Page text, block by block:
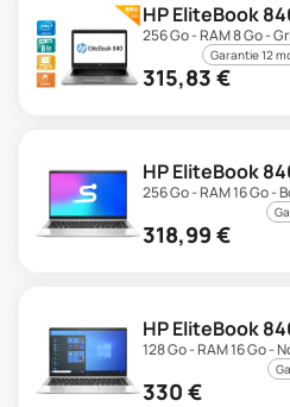
HP EliteBook
256 Go - RAM 8 Go -
Garantie 12
315,83 €
HP EliteBook
256 Go - RAM 16 Go -
318,99 €
HP EliteBook
128 Go - RAM 16 Go -
330 €